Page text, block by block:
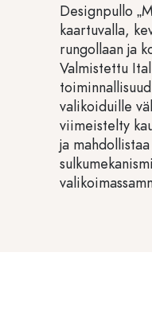
Designpullo
kaartuvalla,
rungollaan ja
Valmistettu
valikoiduille
viimeistelty
ja